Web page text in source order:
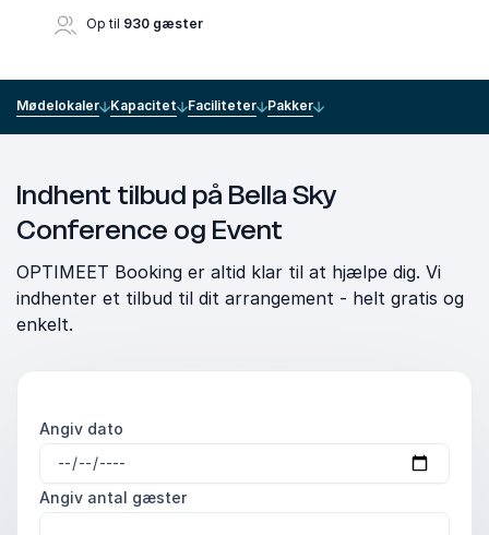
Op til 930 gæster
Mødelokaler Kapacitet Faciliteter Pakker
Indhent tilbud på Bella Sky
Conference og Event
OPTIMEET Booking er altid klar til at hjælpe dig. Vi
indhenter et tilbud til dit arrangement - helt gratis og
enkelt.
Angiv dato
Angiv antal gæster